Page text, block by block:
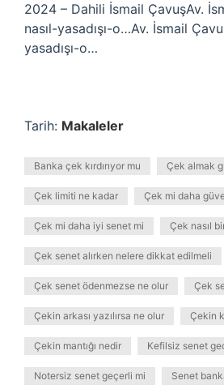
2024 – Dahili İsmail ÇavuşAv.
nasıl-yasadışı-o…Av. İsmail
yasadışı-o…
Tarih: Makaleler
Banka çek kırdırıyor mu Çek almak
Çek limiti ne kadar Çek mi daha
Çek mi daha iyi senet mi Çek nasıl
Çek senet alırken nelere dikkat edilmeli
Çek senet ödenmezse ne olur Çek
Çekin arkası yazılırsa ne olur Çekin
Çekin mantığı nedir Kefilsiz senet
Notersiz senet geçerli mi Senet